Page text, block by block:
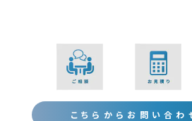
こちらからお問い合わ